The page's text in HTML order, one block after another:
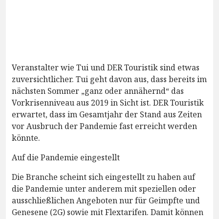
Veranstalter wie Tui und DER Touristik sind etwas
zuversichtlicher. Tui geht davon aus, dass bereits im
nächsten Sommer „ganz oder annähernd“ das
Vorkrisenniveau aus 2019 in Sicht ist. DER Touristik
erwartet, dass im Gesamtjahr der Stand aus Zeiten
vor Ausbruch der Pandemie fast erreicht werden
könnte.
Auf die Pandemie eingestellt
Die Branche scheint sich eingestellt zu haben auf
die Pandemie unter anderem mit speziellen oder
ausschließlichen Angeboten nur für Geimpfte und
Genesene (2G) sowie mit Flextarifen. Damit können